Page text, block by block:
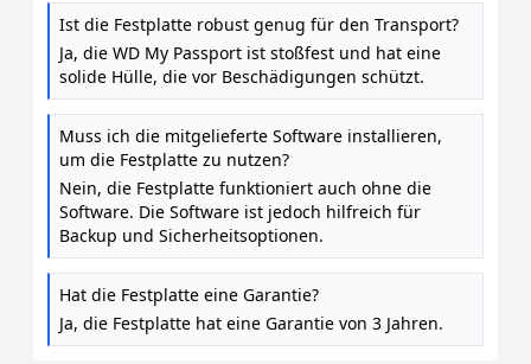
Ist die Festplatte robust genug für den Transport?
Ja, die WD My Passport ist stoßfest und hat eine
solide Hülle, die vor Beschädigungen schützt.
Muss ich die mitgelieferte Software installieren,
um die Festplatte zu nutzen?
Nein, die Festplatte funktioniert auch ohne die
Software. Die Software ist jedoch hilfreich für
Backup und Sicherheitsoptionen.
Hat die Festplatte eine Garantie?
Ja, die Festplatte hat eine Garantie von 3 Jahren.